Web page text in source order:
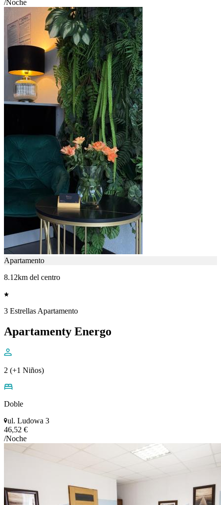
/Noche
Apartamento
8.12km del centro
3 Estrellas Apartamento
Apartamenty Energo
2 (+1 Niños)
Doble
ul. Ludowa 3
46,52 €
/Noche